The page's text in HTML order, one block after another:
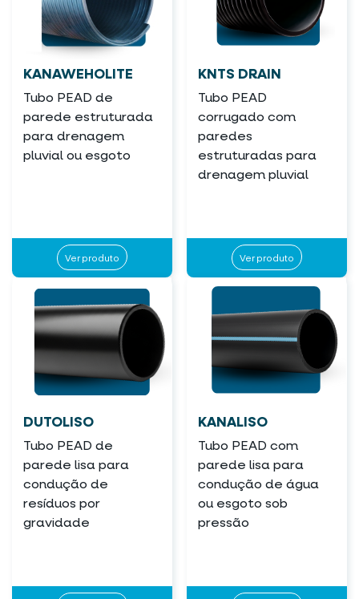
KANAWEHOLITE
Tubo PEAD de
parede estruturada
para drenagem
pluvial ou esgoto
Ver produto
KNTS DRAIN
Tubo PEAD
corrugado com
paredes
estruturadas para
drenagem pluvial
Ver produto
DUTOLISO
Tubo PEAD de
parede lisa para
condução de
resíduos por
gravidade
KANALISO
Tubo PEAD com
parede lisa para
condução de água
ou esgoto sob
pressão